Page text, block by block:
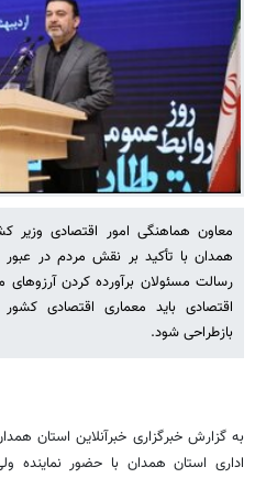
معاون هماهنگی امور اقتصادی وزیر
همدان با تأکید بر نقش مردم در
رسالت مسئولان برآورده کردن
اقتصادی باید معماری اقتصادی
بازطراحی شود.
به گزارش خبرگزاری خبرآنلاین استان
اداری استان همدان با حضور نماینده